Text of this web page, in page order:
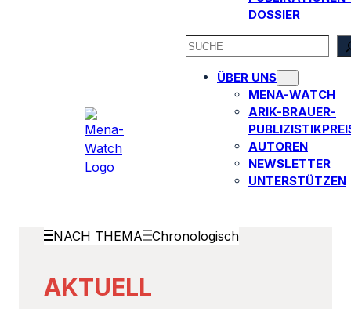
DOSSIER
SEARCH
ÜBER UNS
MENA-WATCH
ARIK-BRAUER-
AUTOREN​
NEWSLETTER
UNTERSTÜTZEN
NACH THEMA Chronologisch
AKTUELL